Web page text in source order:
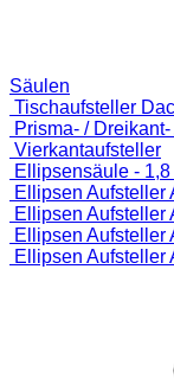
Säulen
Tischaufsteller
Prisma- /
Vierkantaufsteller
Ellipsensäule - 1,8
Ellipsen Aufsteller
Ellipsen Aufsteller
Ellipsen Aufsteller
Ellipsen Aufsteller